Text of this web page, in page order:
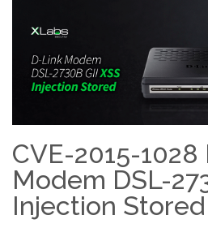
CVE-2015-
Modem DSL-
Injection Stored